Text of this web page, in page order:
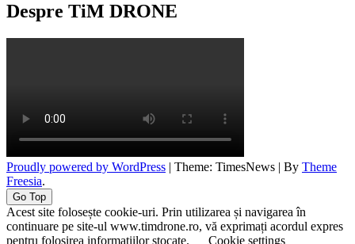
Despre TiM DRONE
Proudly powered by WordPress | Theme: TimesNews | By Theme
Freesia.
Go Top
Acest site folosește cookie-uri. Prin utilizarea și navigarea în
continuare pe site-ul www.timdrone.ro, vă exprimați acordul expres
pentru folosirea informațiilor stocate.
Cookie settings